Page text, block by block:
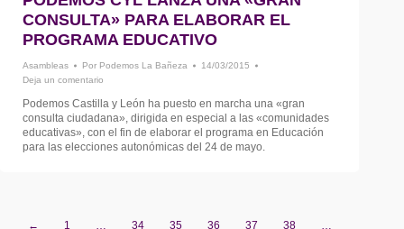
CONSULTA» PARA ELABORAR EL
PROGRAMA EDUCATIVO
Asambleas Por Podemos La Bañeza
14/03/2015
Deja un comentario
Podemos Castilla y León ha puesto en marcha una «gran
consulta ciudadana», dirigida en especial a las «comunidades
educativas», con el fin de elaborar el programa en Educación
para las elecciones autonómicas del 24 de mayo.
← 1 … 34 35 36 37 38 …